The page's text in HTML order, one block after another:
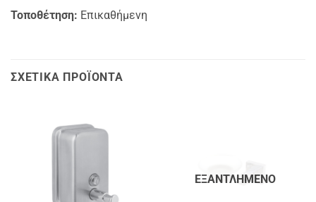
Τοποθέτηση: Επικαθήμενη
ΣΧΕΤΙΚΆ ΠΡΟΪΌΝΤΑ
ΕΞΑΝΤΛΗΜΈΝΟ